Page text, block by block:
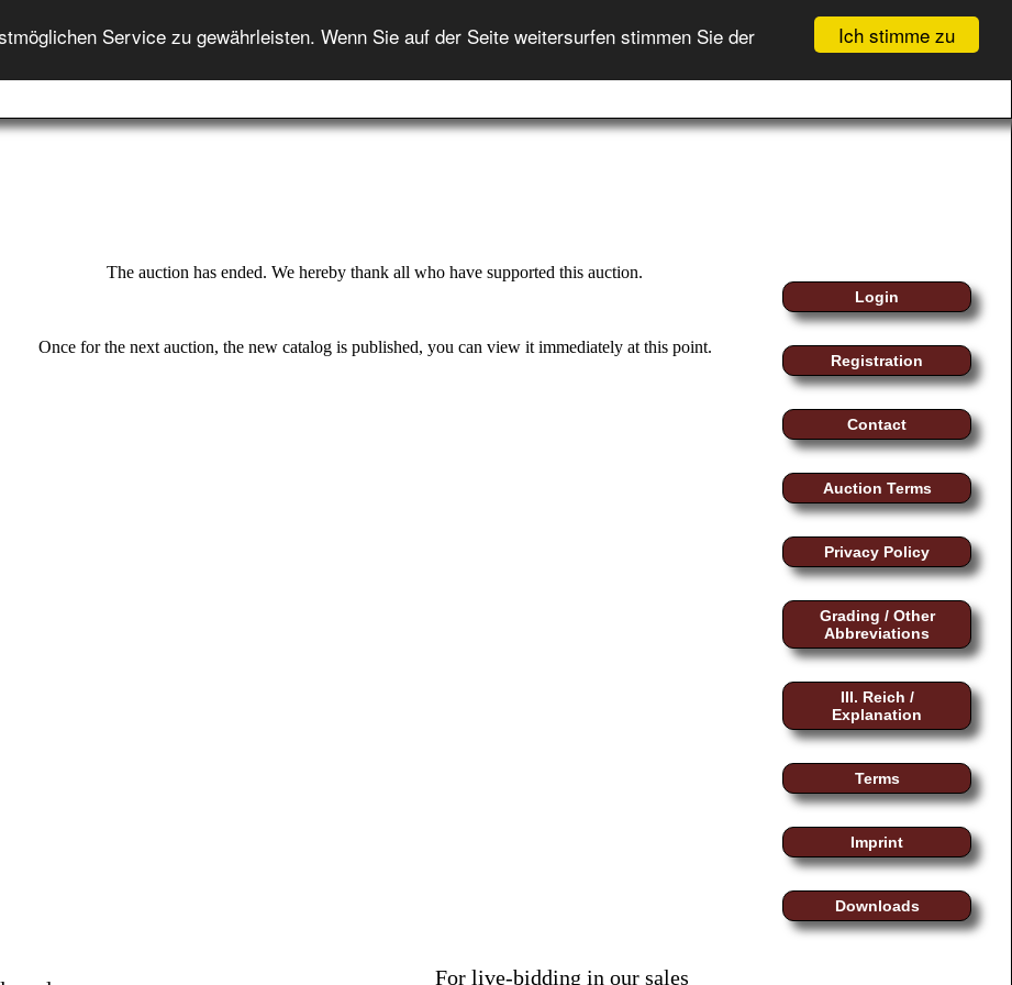
Ich stimme zu
Service zu gewährleisten. Wenn Sie auf der Seite weitersurfen stimmen Sie der
Home Auction Auction-Help Onlineshop Info myMoeller
Registration
BID LIST (0)
The auction has ended. We hereby thank all who have supported this auction.
Once for the next auction, the new catalog is published, you can view it immediately at this point.
Login
Registration
Contact
Auction Terms
Privacy Policy
Grading / Other
Abbreviations
III. Reich /
Explanation
Terms
Imprint
Downloads
For live-bidding in our sales